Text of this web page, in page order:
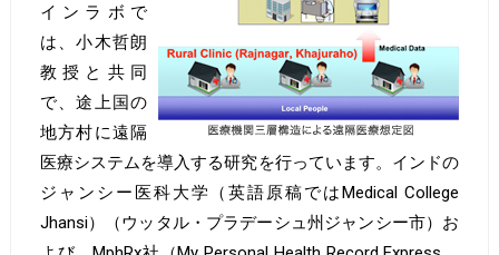
インラボで
は、小木哲朗
教授と共同
で、途上国の
地方村に遠隔
医療システムを導入する研究を行っています。インドの
ジャンシー医科大学（英語原稿ではMedical College
Jhansi）（ウッタル・プラデーシュ州ジャンシー市）お